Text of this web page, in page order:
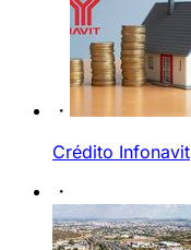
Crédito Infonavit